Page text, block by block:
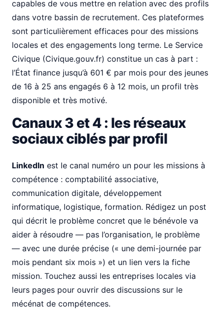
capables de vous mettre en relation avec des profils
dans votre bassin de recrutement. Ces plateformes
sont particulièrement efficaces pour des missions
locales et des engagements long terme. Le Service
Civique (Civique.gouv.fr) constitue un cas à part :
l’État finance jusqu’à 601 € par mois pour des jeunes
de 16 à 25 ans engagés 6 à 12 mois, un profil très
disponible et très motivé.
Canaux 3 et 4 : les réseaux
sociaux ciblés par profil
LinkedIn est le canal numéro un pour les missions à
compétence : comptabilité associative,
communication digitale, développement
informatique, logistique, formation. Rédigez un post
qui décrit le problème concret que le bénévole va
aider à résoudre — pas l’organisation, le problème
— avec une durée précise (« une demi-journée par
mois pendant six mois ») et un lien vers la fiche
mission. Touchez aussi les entreprises locales via
leurs pages pour ouvrir des discussions sur le
mécénat de compétences.